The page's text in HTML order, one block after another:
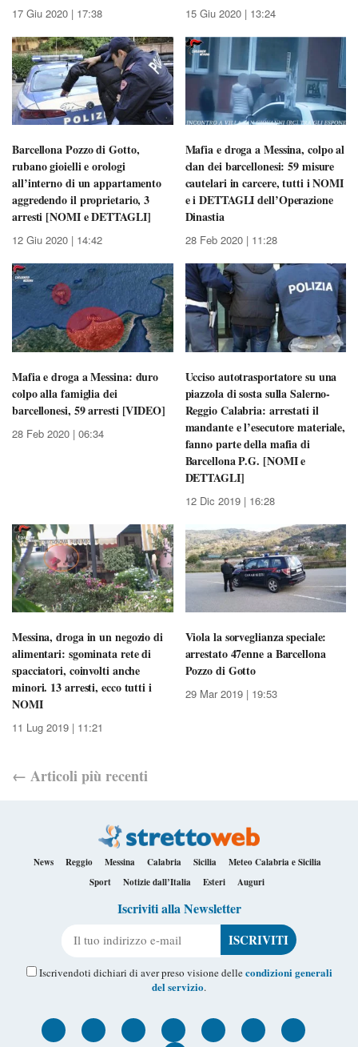
17 Giu 2020 | 17:38 15 Giu 2020 | 13:24
Barcellona Pozzo di Gotto,
rubano gioielli e orologi
all’interno di un appartamento
aggredendo il proprietario, 3
arresti [NOMI e DETTAGLI]
12 Giu 2020 | 14:42
Mafia e droga a Messina, colpo al
clan dei barcellonesi: 59 misure
cautelari in carcere, tutti i NOMI
e i DETTAGLI dell’Operazione
Dinastia
28 Feb 2020 | 11:28
Mafia e droga a Messina: duro
colpo alla famiglia dei
barcellonesi, 59 arresti [VIDEO]
28 Feb 2020 | 06:34
Ucciso autotrasportatore su una
piazzola di sosta sulla Salerno-
Reggio Calabria: arrestati il
mandante e l’esecutore materiale,
fanno parte della mafia di
Barcellona P.G. [NOMI e
DETTAGLI]
12 Dic 2019 | 16:28
Messina, droga in un negozio di
alimentari: sgominata rete di
spacciatori, coinvolti anche
minori. 13 arresti, ecco tutti i
NOMI
11 Lug 2019 | 11:21
Viola la sorveglianza speciale:
arrestato 47enne a Barcellona
Pozzo di Gotto
29 Mar 2019 | 19:53
← Articolipiù recenti
News Reggio Messina Calabria Sicilia
Meteo Calabria e Sicilia
Sport
Notizie dall’Italia Esteri Auguri
Iscriviti alla Newsletter
Iscrivendoti dichiari di aver preso visione dellecondizioni generali
del servizio.